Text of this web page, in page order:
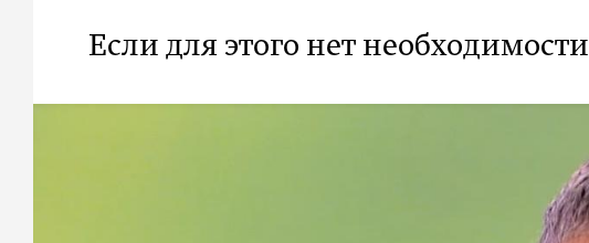
Если для этого нет необходимости